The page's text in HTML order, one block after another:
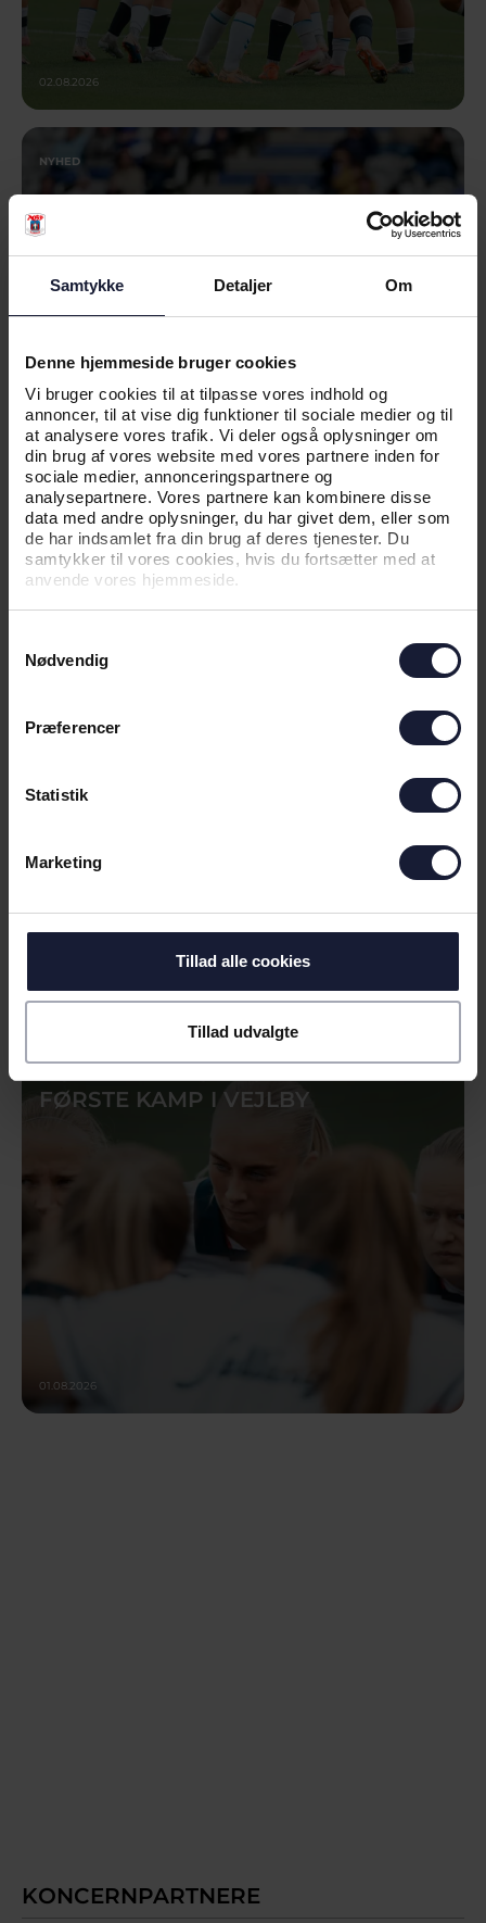
Samtykke Detaljer Om
Denne hjemmeside bruger cookies
Vi bruger cookies til at tilpasse vores indhold og
annoncer, til at vise dig funktioner til sociale medier og til
at analysere vores trafik. Vi deler også oplysninger om
din brug af vores website med vores partnere inden for
sociale medier, annonceringspartnere og
analysepartnere. Vores partnere kan kombinere disse
data med andre oplysninger, du har givet dem, eller som
de har indsamlet fra din brug af deres tjenester. Du
samtykker til vores cookies, hvis du fortsætter med at
anvende vores hjemmeside.
Nødvendig
Præferencer
Statistik
Marketing
Tillad alle cookies
Tillad udvalgte
02.08.2026
NYHED
AGF KVINDEFODBOLD BYDER
VELKOMMEN TIL LÆRKE TINGLEFF
02.08.2026
MIDTBANESPILLER VENDER HJEM
AGF KVINDEFODBOLD KLAR TIL
FØRSTE KAMP I VEJLBY
01.08.2026
KONCERNPARTNERE